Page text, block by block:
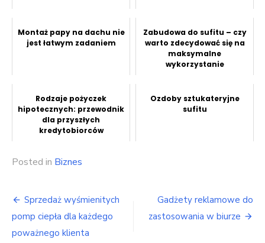
Montaż papy na dachu nie
jest łatwym zadaniem
Zabudowa do sufitu – czy
warto zdecydować się na
maksymalne
wykorzystanie
Rodzaje pożyczek
hipotecznych: przewodnik
dla przyszłych
kredytobiorców
Ozdoby sztukateryjne
sufitu
Posted in Biznes
Nawigacja
wpisu
Sprzedaż wyśmienitych
pomp ciepła dla każdego
poważnego klienta
Gadżety reklamowe do
zastosowania w biurze